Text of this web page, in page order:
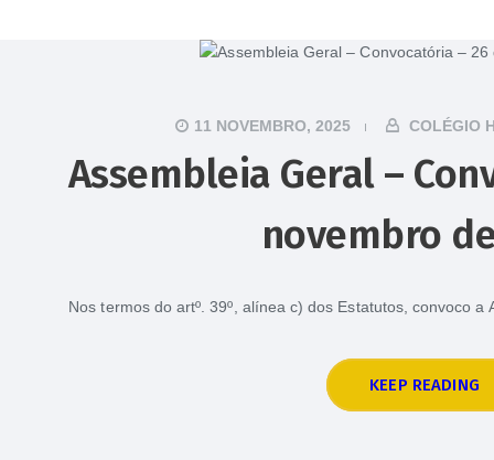
11 NOVEMBRO, 2025 COLÉGIO
Assembleia Geral –
novembro
Nos termos do artº. 39º, alínea c) dos Estatutos, convoco
KEEP READING